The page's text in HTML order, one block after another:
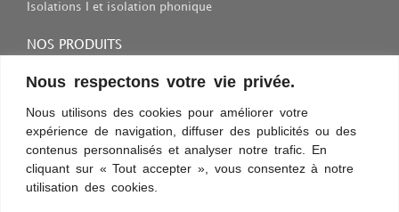
Nous respectons votre vie privée.
Nous utilisons des cookies pour améliorer votre
expérience de navigation, diffuser des publicités ou des
contenus personnalisés et analyser notre trafic. En
cliquant sur « Tout accepter », vous consentez à notre
utilisation des cookies.
Isolations I et isolation phonique
NOS PRODUITS
Inscriptions et fixations
Protection au travail
Sélection des appareils sanitaires
Conditions d’utilisation